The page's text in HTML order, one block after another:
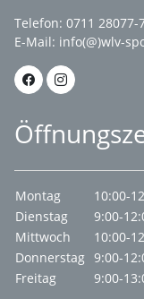
Telefon: 0711 28077-
E-Mail: info(@)wlv-
Montag
10:00-
Dienstag
9:00-
Mittwoch
10:00-
Donnerstag 9:00-
Freitag
9:00-